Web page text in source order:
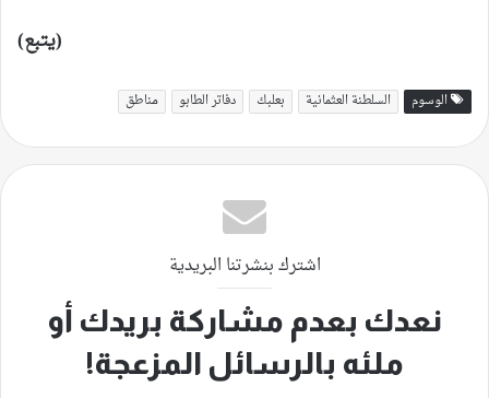
(يتبع)
الوسوم السلطنة العثمانية بعلبك دفاتر الطابو مناطق
اشترك بنشرتنا البريدية
نعدك بعدم مشاركة بريدك أو
ملئه بالرسائل المزعجة!